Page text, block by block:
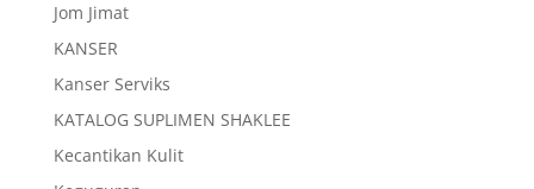
Jom Jimat
KANSER
Kanser Serviks
KATALOG SUPLIMEN SHAKLEE
Kecantikan Kulit